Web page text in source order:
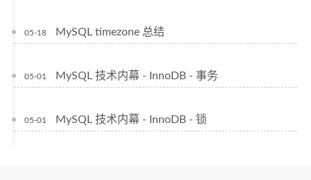
05-18 MySQL timezone 总结
05-01 MySQL 技术内幕 - InnoDB - 事务
05-01 MySQL 技术内幕 - InnoDB - 锁